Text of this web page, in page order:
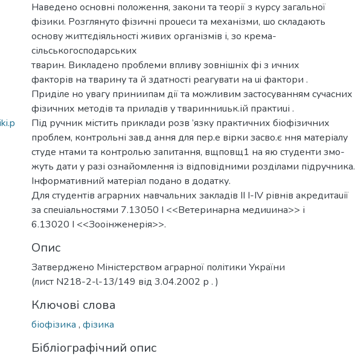
Наведено основні положення, закони та теорії з курсу загальної
фізики. Розглянуто фізичні проuеси та механізми, шо складають
основу життєдіяльності живих організмів і, зо крема-
сільськогосподарських
тварин. Викладено проблеми впливу зовнішніх фі з ичних
факторів на тварину та й здатності реагувати на ui фактори .
Приділе но увагу приниипам дії та можливим застосуванням сучасних
фізичних методів та приладів у тваринниuьк.ій практиuі .
Під ручник містить приклади розв ’язку практичних біофізичних
проблем, контрольні зав.д ання для пер.е вірки засво.є ння матеріалу
студе нтами та контролью запитання, вщповщ1 на яю студенти змо-
жуть дати у разі ознайомлення із відповідними розділами підручника.
Інформативний матеріал подано в додатку.
Для студентів аграрних навчальних закладів II I-IV рівнів акредитаuії
за спеuіальностями 7.13050 І <<Ветеринарна медиuина>> і
6.13020 І <<Зооінженерія>>.
Опис
Затверджено Міністерством аграрної політики України
(лист N218-2-l-13/149 від 3.04.2002 р . )
Ключові слова
біофізика , фізика
Бібліографічний опис